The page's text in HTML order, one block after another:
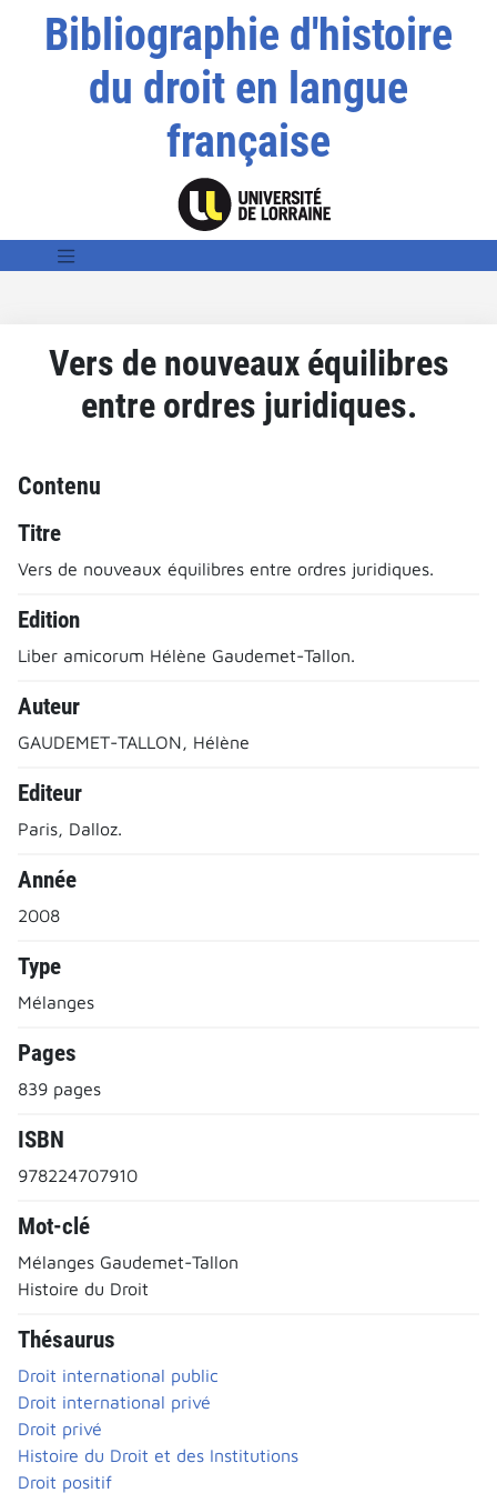
Bibliographie d'histoire
du droit en langue
française
Vers de nouveaux équilibres
entre ordres juridiques.
Contenu
Titre
Vers de nouveaux équilibres entre ordres juridiques.
Edition
Liber amicorum Hélène Gaudemet-Tallon.
Auteur
GAUDEMET-TALLON, Hélène
Editeur
Paris, Dalloz.
Année
2008
Type
Mélanges
Pages
839 pages
ISBN
978224707910
Mot-clé
Mélanges Gaudemet-Tallon
Histoire du Droit
Thésaurus
Droit international public
Droit international privé
Droit privé
Histoire du Droit et des Institutions
Droit positif